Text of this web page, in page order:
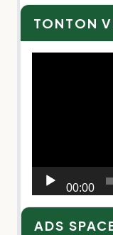
TONTON
00:00
ADS